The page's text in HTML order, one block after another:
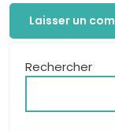
Rechercher